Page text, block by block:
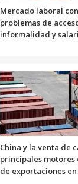
Mercado laboral con
problemas de
informalidad y
China y la venta de
principales motores
de exportaciones en